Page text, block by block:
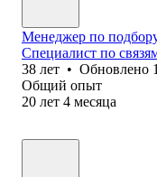
Менеджер по
Специалист по
38 лет • Обновлено
Общий опыт
20 лет 4 месяца